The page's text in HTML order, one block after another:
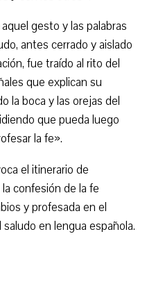
gesto y las palabras
antes cerrado y aislado
fue traído al rito del
que explican su
la boca y las orejas del
que pueda luego
la fe».
el itinerario de
confesión de la fe
y profesada en el
en lengua española.